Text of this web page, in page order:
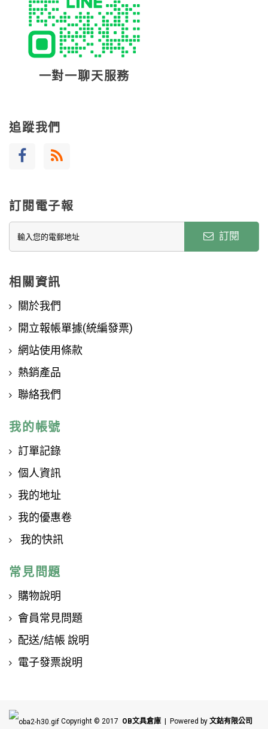
一對一聊天服務
追蹤我們
訂閱電子報
訂閱
相關資訊
關於我們
開立報帳單據(統編發票)
網站使用條款
熱銷產品
聯絡我們
我的帳號
訂單記錄
個人資訊
我的地址
我的優惠卷
我的快訊
常見問題
購物說明
會員常見問題
配送/結帳 說明
電子發票說明
Copyright © 2017 OB文具倉庫 | Powered by 文鈷有限公司